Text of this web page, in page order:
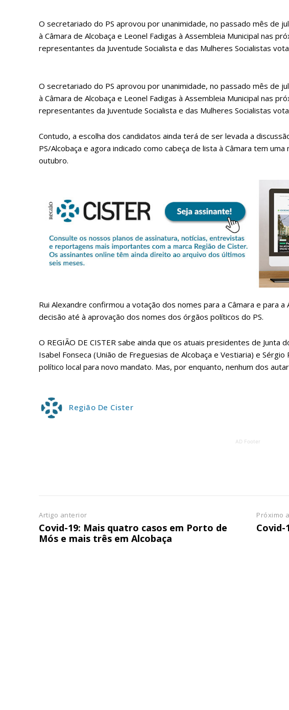
Faça-se assinante do
Sendo assinante
ASSINATURA
32€
Edição em papel entregue à Quinta-
em sua casa
O secretariado do PS aprovou por unanimidade, no passado mês de
à Câmara de Alcobaça e Leonel Fadigas à Assembleia Municipal nas
representantes da Juventude Socialista e das Mulheres Socialistas
O secretariado do PS aprovou por unanimidade, no passado mês de
à Câmara de Alcobaça e Leonel Fadigas à Assembleia Municipal nas
representantes da Juventude Socialista e das Mulheres Socialistas
Contudo, a escolha dos candidatos ainda terá de ser levada a
PS/Alcobaça e agora indicado como cabeça de lista à Câmara tem
outubro.
Rui Alexandre confirmou a votação dos nomes para a Câmara e para
decisão até à aprovação dos nomes dos órgãos políticos do PS.
O REGIÃO DE CISTER sabe ainda que os atuais presidentes de Junta
Isabel Fonseca (União de Freguesias de Alcobaça e Vestiaria) e
político local para novo mandato. Mas, por enquanto, nenhum dos
Região De Cister
AD Footer
Artigo anterior
Covid-19: Mais quatro casos em Porto de
Mós e mais três em Alcobaça
Próximo
Covid-